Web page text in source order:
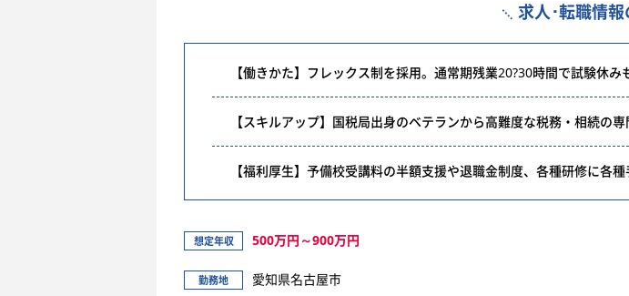
求人･転職情
【働きかた】フレックス制を採用。通常期残業20?30時間で試験休み
【スキルアップ】国税局出身のベテランから高難度な税務・相続の
【福利厚生】予備校受講料の半額支援や退職金制度、各種研修に各
想定年収 500万円～900万円
勤務地 愛知県名古屋市